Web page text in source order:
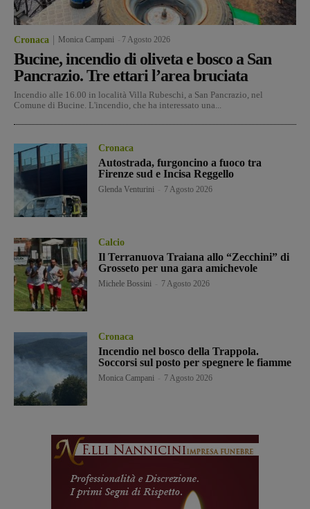
Cronaca Monica Campani 7 Agosto 2026
Bucine, incendio di oliveta e bosco a San
Pancrazio. Tre ettari l’area bruciata
Incendio alle 16.00 in località Villa Rubeschi, a San Pancrazio, nel
Comune di Bucine. L'incendio, che ha interessato una...
Cronaca
Autostrada, furgoncino a fuoco tra
Firenze sud e Incisa Reggello
Glenda Venturini 7 Agosto 2026
Calcio
Il Terranuova Traiana allo “Zecchini” di
Grosseto per una gara amichevole
Michele Bossini 7 Agosto 2026
Cronaca
Incendio nel bosco della Trappola.
Soccorsi sul posto per spegnere le fiamme
Monica Campani 7 Agosto 2026